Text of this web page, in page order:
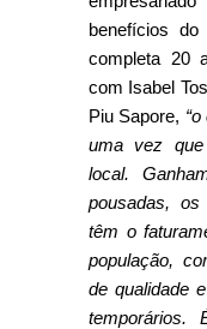
benefícios do
completa 20
com Isabel
Piu Sapore,
uma vez que
local.
pousadas,
têm o
população,
de qualidade